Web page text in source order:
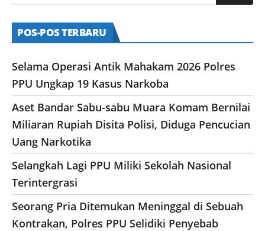
POS-POS TERBARU
Selama Operasi Antik Mahakam 2026 Polres
PPU Ungkap 19 Kasus Narkoba
Aset Bandar Sabu-sabu Muara Komam Bernilai
Miliaran Rupiah Disita Polisi, Diduga Pencucian
Uang Narkotika
Selangkah Lagi PPU Miliki Sekolah Nasional
Terintergrasi
Seorang Pria Ditemukan Meninggal di Sebuah
Kontrakan, Polres PPU Selidiki Penyebab